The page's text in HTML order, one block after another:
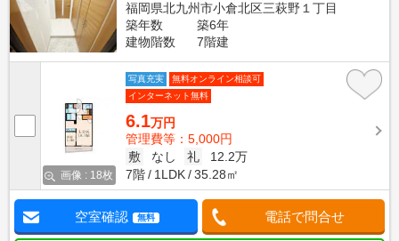
福岡県北九州市小倉北区三萩野１丁目
築年数
築6年
建物階数
7階建
画像 : 18枚
写真充実
無料オンライン相談可
インターネット無料
6.1万円
管理費等：5,000円
敷
なし 礼
12.2万
7階
1LDK 35.28㎡
空室確認 無料 電話で問合せ